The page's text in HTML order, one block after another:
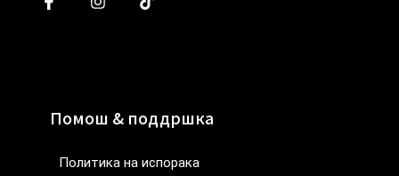
Помош & поддршка
Политика на испорака